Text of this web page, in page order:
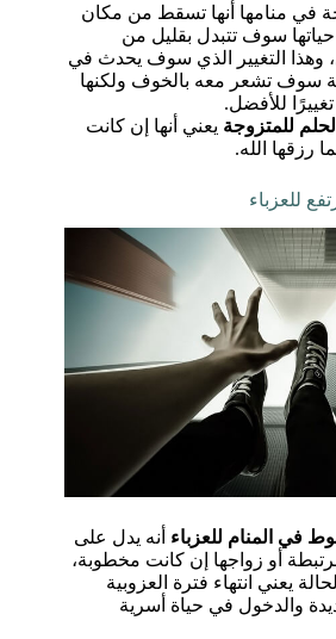
في منامها أنها تسقط من مكان
سوف تتبدل بقليل من
وهذا التغيير الذي سوف يحدث في
سوف تشعر معه بالخوف ولكنها
للأفضل.
للمتزوجة يعني أنها إن كانت
رزقها الله.
للعزباء
في المنام للعزباء أنه يدل على
أو زواجها إن كانت مخطوبة،
يعني انتهاء فترة العزوبية
والدخول في حياة أسرية